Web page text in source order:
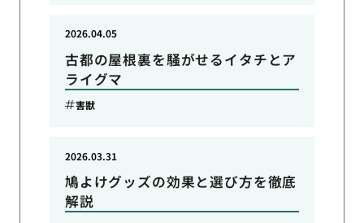
古都の屋根裏を騒がせるイタチとア
ライグマ
2026.04.05
害獣
鳩よけグッズの効果と選び方を徹底
解説
2026.03.31